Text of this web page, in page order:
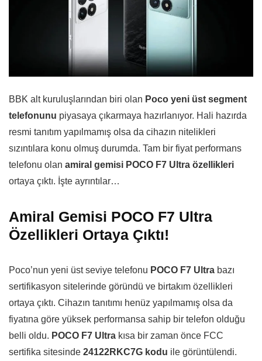
BBK alt kuruluşlarından biri olan Poco yeni üst segment
telefonunu piyasaya çıkarmaya hazırlanıyor. Hali hazırda
resmi tanıtım yapılmamış olsa da cihazın nitelikleri
sızıntılara konu olmuş durumda. Tam bir fiyat performans
telefonu olan amiral gemisi POCO F7 Ultra özellikleri
ortaya çıktı. İşte ayrıntılar…
Amiral Gemisi POCO F7 Ultra
Özellikleri Ortaya Çıktı!
Poco’nun yeni üst seviye telefonu POCO F7 Ultra bazı
sertifikasyon sitelerinde göründü ve birtakım özellikleri
ortaya çıktı. Cihazın tanıtımı henüz yapılmamış olsa da
fiyatına göre yüksek performansa sahip bir telefon olduğu
belli oldu. POCO F7 Ultra kısa bir zaman önce FCC
sertifika sitesinde 24122RKC7G kodu ile görüntülendi.